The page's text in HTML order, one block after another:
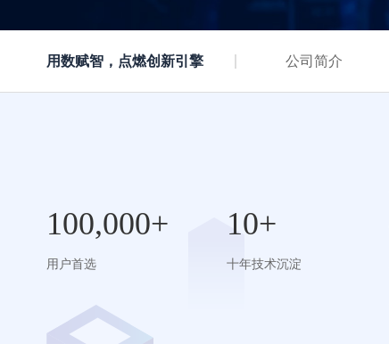
用数赋智，点燃创新引擎 公司简介
100,000+
用户首选
10+
十年技术沉淀